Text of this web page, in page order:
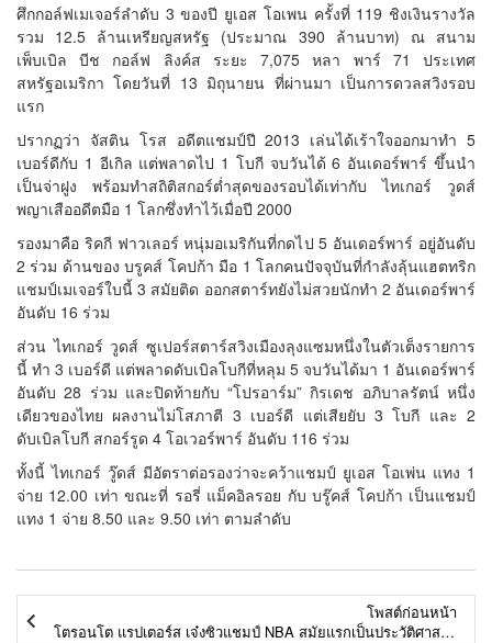
ศึกกอล์ฟเมเจอร์ลำดับ 3 ของปี ยูเอส โอเพน ครั้งที่ 119 ชิงเงินรางวัล
รวม 12.5 ล้านเหรียญสหรัฐ (ประมาณ 390 ล้านบาท) ณ สนาม
เพ็บเบิล บีช กอล์ฟ ลิงค์ส ระยะ 7,075 หลา พาร์ 71 ประเทศ
สหรัฐอเมริกา โดยวันที่ 13 มิถุนายน ที่ผ่านมา เป็นการดวลสวิงรอบ
แรก
ปรากฏว่า จัสติน โรส อดีตแชมป์ปี 2013 เล่นได้เร้าใจออกมาทำ 5
เบอร์ดีกับ 1 อีเกิล แต่พลาดไป 1 โบกี จบวันได้ 6 อันเดอร์พาร์ ขึ้นนำ
เป็นจ่าฝูง พร้อมทำสถิติสกอร์ต่ำสุดของรอบได้เท่ากับ ไทเกอร์ วูดส์
พญาเสืออดีตมือ 1 โลกซึ่งทำไว้เมื่อปี 2000
รองมาคือ ริคกี ฟาวเลอร์ หนุ่มอเมริกันที่กดไป 5 อันเดอร์พาร์ อยู่อันดับ
2 ร่วม ด้านของ บรูคส์ โคปก้า มือ 1 โลกคนปัจจุบันที่กำลังลุ้นแฮตทริก
แชมป์เมเจอร์ใบนี้ 3 สมัยติด ออกสตาร์ทยังไม่สวยนักทำ 2 อันเดอร์พาร์
อันดับ 16 ร่วม
ส่วน ไทเกอร์ วูดส์ ซูเปอร์สตาร์สวิงเมืองลุงแซมหนึ่งในตัวเต็งรายการ
นี้ ทำ 3 เบอร์ดี แต่พลาดดับเบิลโบกีที่หลุม 5 จบวันได้มา 1 อันเดอร์พาร์
อันดับ 28 ร่วม และปิดท้ายกับ “โปรอาร์ม” กิรเดช อภิบาลรัตน์ หนึ่ง
เดียวของไทย ผลงานไม่โสภาตี 3 เบอร์ดี แต่เสียยับ 3 โบกี และ 2
ดับเบิลโบกี สกอร์รูด 4 โอเวอร์พาร์ อันดับ 116 ร่วม
ทั้งนี้ ไทเกอร์ วู๊ดส์ มีอัตราต่อรองว่าจะคว้าแชมป์ ยูเอส โอเพ่น แทง 1
จ่าย 12.00 เท่า ขณะที่ รอรี่ แม็คอิลรอย กับ บรู๊คส์ โคปก้า เป็นแชมป์
แทง 1 จ่าย 8.50 และ 9.50 เท่า ตามลำดับ
โพสต์ก่อนหน้า
โตรอนโต แรปเตอร์ส เจ๋งซิวแชมป์ NBA สมัยแรกเป็นประวัติศาสตร์สโมสร